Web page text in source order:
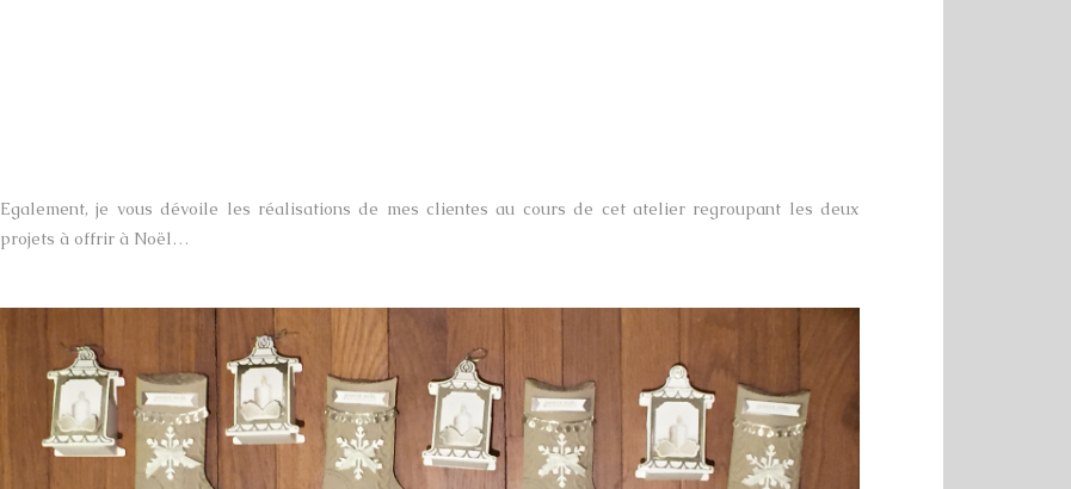
Egalement, je vous dévoile les réalisations de mes clientes au cours de cet atelier regroupant les deux
projets à offrir à Noël…